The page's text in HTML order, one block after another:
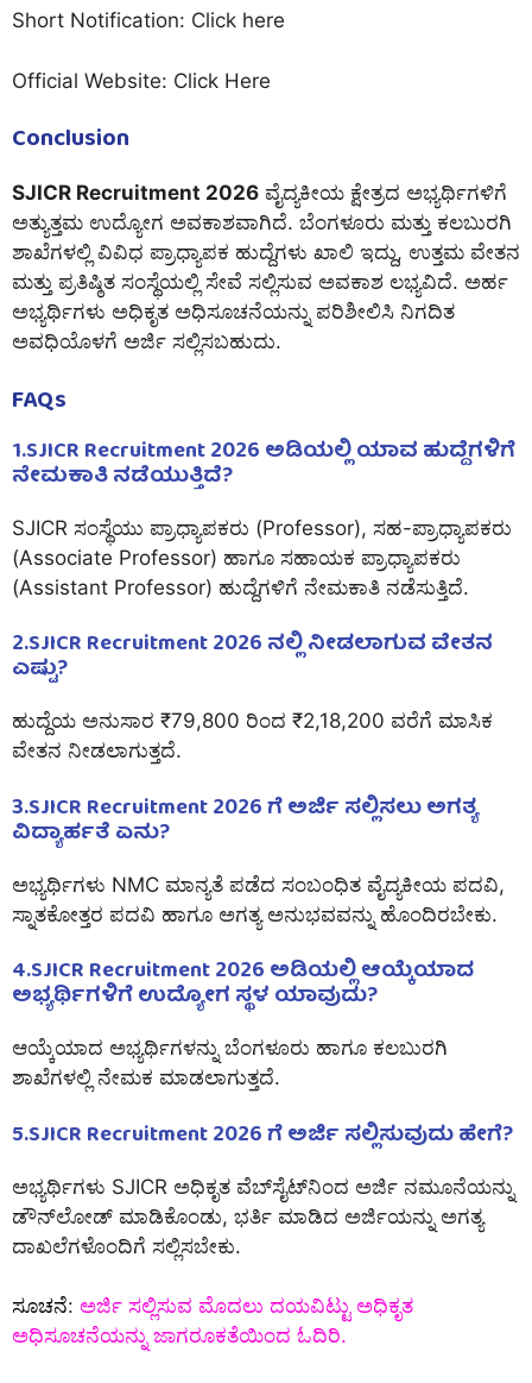
Short Notification: Click here
Official Website: Click Here
Conclusion
SJICR Recruitment 2026 ವೈದ್ಯಕೀಯ ಕ್ಷೇತ್ರದ ಅಭ್ಯರ್ಥಿಗಳಿಗೆ
ಅತ್ಯುತ್ತಮ ಉದ್ಯೋಗ ಅವಕಾಶವಾಗಿದೆ. ಬೆಂಗಳೂರು ಮತ್ತು ಕಲಬುರಗಿ
ಶಾಖೆಗಳಲ್ಲಿ ವಿವಿಧ ಪ್ರಾಧ್ಯಾಪಕ ಹುದ್ದೆಗಳು ಖಾಲಿ ಇದ್ದು, ಉತ್ತಮ ವೇತನ
ಮತ್ತು ಪ್ರತಿಷ್ಠಿತ ಸಂಸ್ಥೆಯಲ್ಲಿ ಸೇವೆ ಸಲ್ಲಿಸುವ ಅವಕಾಶ ಲಭ್ಯವಿದೆ. ಅರ್ಹ
ಅಭ್ಯರ್ಥಿಗಳು ಅಧಿಕೃತ ಅಧಿಸೂಚನೆಯನ್ನು ಪರಿಶೀಲಿಸಿ ನಿಗದಿತ
ಅವಧಿಯೊಳಗೆ ಅರ್ಜಿ ಸಲ್ಲಿಸಬಹುದು.
FAQs
1.SJICR Recruitment 2026 ಅಡಿಯಲ್ಲಿ ಯಾವ ಹುದ್ದೆಗಳಿಗೆ
ನೇಮಕಾತಿ ನಡೆಯುತ್ತಿದೆ?
SJICR ಸಂಸ್ಥೆಯು ಪ್ರಾಧ್ಯಾಪಕರು (Professor), ಸಹ-ಪ್ರಾಧ್ಯಾಪಕರು
(Associate Professor) ಹಾಗೂ ಸಹಾಯಕ ಪ್ರಾಧ್ಯಾಪಕರು
(Assistant Professor) ಹುದ್ದೆಗಳಿಗೆ ನೇಮಕಾತಿ ನಡೆಸುತ್ತಿದೆ.
2.SJICR Recruitment 2026 ನಲ್ಲಿ ನೀಡಲಾಗುವ ವೇತನ
ಎಷ್ಟು?
ಹುದ್ದೆಯ ಅನುಸಾರ ₹79,800 ರಿಂದ ₹2,18,200 ವರೆಗೆ ಮಾಸಿಕ
ವೇತನ ನೀಡಲಾಗುತ್ತದೆ.
3.SJICR Recruitment 2026 ಗೆ ಅರ್ಜಿ ಸಲ್ಲಿಸಲು ಅಗತ್ಯ
ವಿದ್ಯಾರ್ಹತೆ ಏನು?
ಅಭ್ಯರ್ಥಿಗಳು NMC ಮಾನ್ಯತೆ ಪಡೆದ ಸಂಬಂಧಿತ ವೈದ್ಯಕೀಯ ಪದವಿ,
ಸ್ನಾತಕೋತ್ತರ ಪದವಿ ಹಾಗೂ ಅಗತ್ಯ ಅನುಭವವನ್ನು ಹೊಂದಿರಬೇಕು.
4.SJICR Recruitment 2026 ಅಡಿಯಲ್ಲಿ ಆಯ್ಕೆಯಾದ
ಅಭ್ಯರ್ಥಿಗಳಿಗೆ ಉದ್ಯೋಗ ಸ್ಥಳ ಯಾವುದು?
ಆಯ್ಕೆಯಾದ ಅಭ್ಯರ್ಥಿಗಳನ್ನು ಬೆಂಗಳೂರು ಹಾಗೂ ಕಲಬುರಗಿ
ಶಾಖೆಗಳಲ್ಲಿ ನೇಮಕ ಮಾಡಲಾಗುತ್ತದೆ.
5.SJICR Recruitment 2026 ಗೆ ಅರ್ಜಿ ಸಲ್ಲಿಸುವುದು ಹೇಗೆ?
ಅಭ್ಯರ್ಥಿಗಳು SJICR ಅಧಿಕೃತ ವೆಬ್‌ಸೈಟ್‌ನಿಂದ ಅರ್ಜಿ ನಮೂನೆಯನ್ನು
ಡೌನ್‌ಲೋಡ್ ಮಾಡಿಕೊಂಡು, ಭರ್ತಿ ಮಾಡಿದ ಅರ್ಜಿಯನ್ನು ಅಗತ್ಯ
ದಾಖಲೆಗಳೊಂದಿಗೆ ಸಲ್ಲಿಸಬೇಕು.
ಸೂಚನೆ: ಅರ್ಜಿ ಸಲ್ಲಿಸುವ ಮೊದಲು ದಯವಿಟ್ಟು ಅಧಿಕೃತ
ಅಧಿಸೂಚನೆಯನ್ನು ಜಾಗರೂಕತೆಯಿಂದ ಓದಿರಿ.